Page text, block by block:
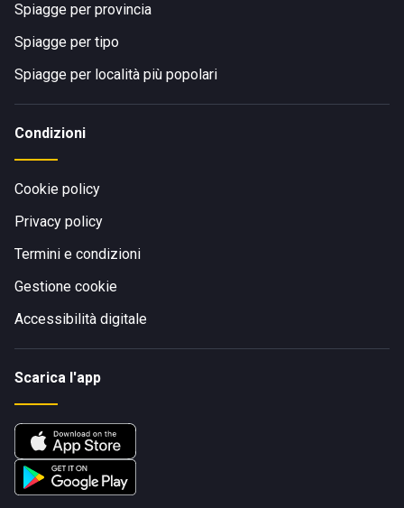
Spiagge per provincia
Spiagge per tipo
Spiagge per località più popolari
Condizioni
Cookie policy
Privacy policy
Termini e condizioni
Gestione cookie
Accessibilità digitale
Scarica l'app